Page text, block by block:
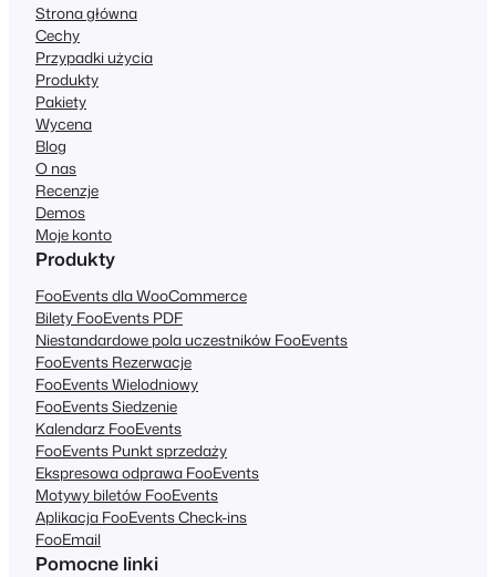
Strona główna
Cechy
Przypadki użycia
Produkty
Pakiety
Wycena
Blog
O nas
Recenzje
Demos
Moje konto
Produkty
FooEvents dla WooCommerce
Bilety FooEvents PDF
Niestandardowe pola uczestników FooEvents
FooEvents Rezerwacje
FooEvents Wielodniowy
FooEvents Siedzenie
Kalendarz FooEvents
FooEvents Punkt sprzedaży
Ekspresowa odprawa FooEvents
Motywy biletów FooEvents
Aplikacja FooEvents Check-ins
FooEmail
Pomocne linki